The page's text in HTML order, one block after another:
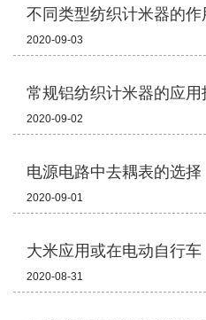
不同类型纺织计米器的作
2020-09-03
常规铝纺织计米器的应用
2020-09-02
电源电路中去耦表的选择
2020-09-01
大米应用或在电动自行车
2020-08-31